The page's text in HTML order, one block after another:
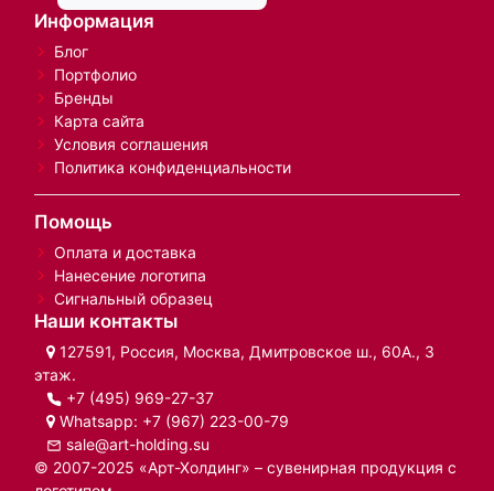
Информация
Блог
Портфолио
Бренды
Карта сайта
Условия соглашения
Политика конфиденциальности
Помощь
Оплата и доставка
Нанесение логотипа
Сигнальный образец
Наши контакты
127591, Россия, Москва, Дмитровское ш., 60А., 3
этаж.
+7 (495) 969-27-37
Whatsapp: +7 (967) 223-00-79
sale@art-holding.su
© 2007-2025 «Арт-Холдинг» – сувенирная продукция с